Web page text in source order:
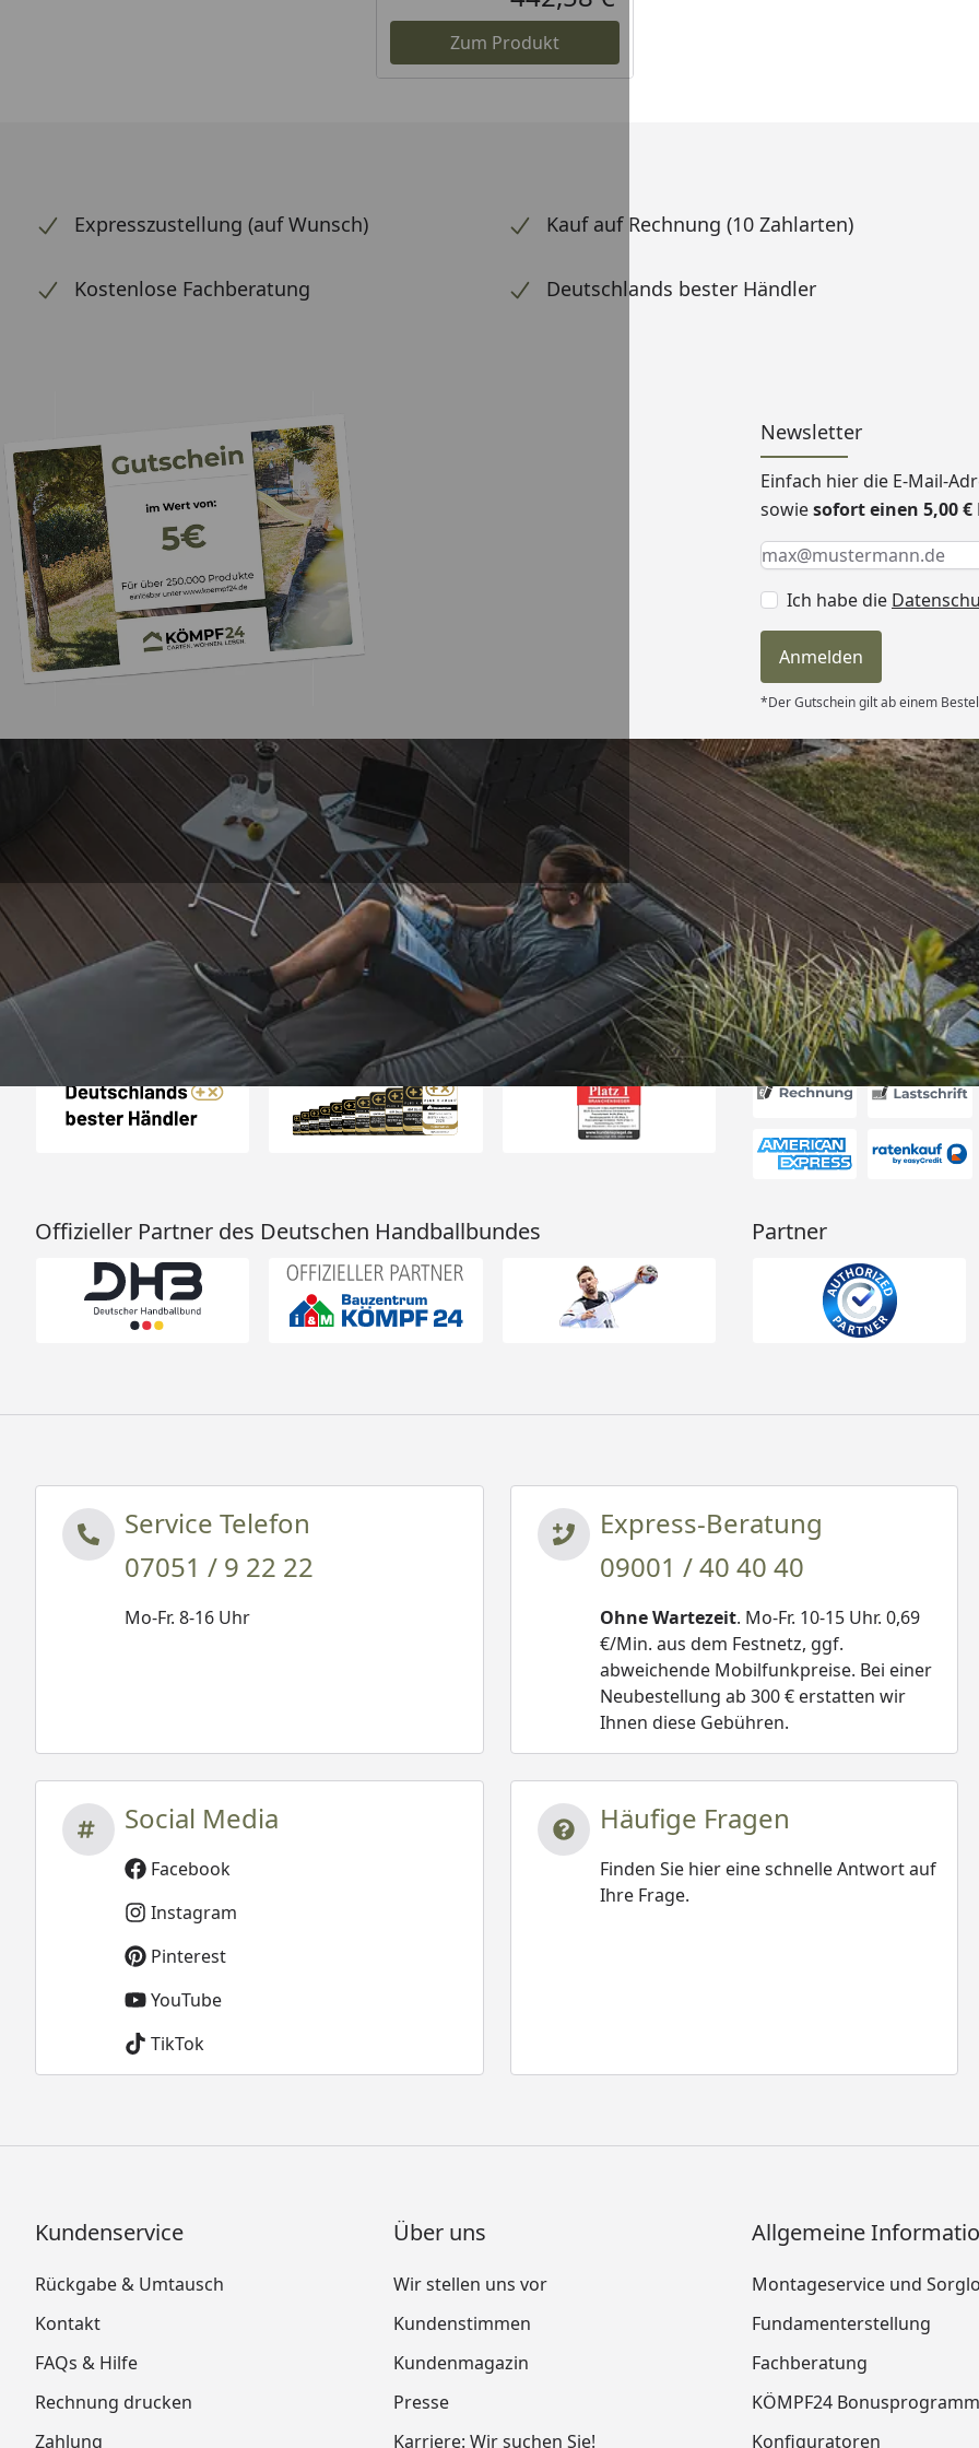
Aktueller Preis
Zum Produkt
Expresszustellung (auf Wunsch) Kauf auf Rechnung (10 Zahlarten)
Kostenlose Fachberatung Deutschlands bester Händler
Newsletter
Einfach hier die E-Mail-
sowiesofort einen 5,00
Keine Eingabe erforderlich
Eingabe erforderlich
E-Mail *
Ich habe die
Anmelden
*Der Gutschein gilt ab einem
Trusted Shops
4,81/ 5
25.982 Bewertungen
„Schnelle Lieferung und sehr gute
Qualität “
08.08.2026
Versand
Auszeichnungen Akzeptierte
Offizieller Partner des Deutschen Handballbundes Partner
Service Telefon
07051 / 9 22 22
Mo-Fr. 8-16 Uhr
Express-Beratung
09001 / 40 40 40
Ohne Wartezeit. Mo-Fr. 10-15 Uhr. 0,69
€/Min. aus dem Festnetz, ggf.
abweichende Mobilfunkpreise. Bei einer
Neubestellung ab 300 € erstatten wir
Ihnen diese Gebühren.
Social Media
Facebook
Instagram
Pinterest
YouTube
TikTok
Häufige Fragen
Finden Sie hier eine schnelle Antwort auf
Ihre Frage.
Kundenservice
Rückgabe & Umtausch
Kontakt
FAQs & Hilfe
Rechnung drucken
Zahlung
Über uns
Wir stellen uns vor
Kundenstimmen
Kundenmagazin
Presse
Karriere: Wir suchen Sie!
Allgemeine
Montageservice und
Fundamenterstellung
Fachberatung
KÖMPF24 Bonusprogramm
Konfiguratoren